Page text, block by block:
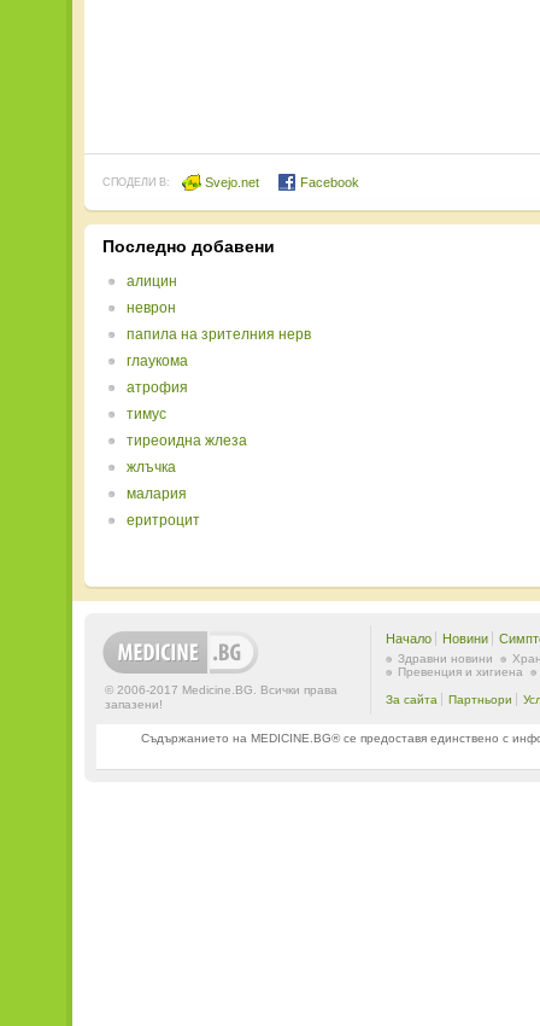
СПОДЕЛИ В: Svejo.net Facebook
Последно добавени
алицин
неврон
папила на зрителния нерв
глаукома
атрофия
тимус
тиреоидна жлеза
жлъчка
малария
еритроцит
© 2006-2017 Medicine.BG. Всички права
запазени!
Начало Новини
Здравни новини
Превенция и хигиена
За сайта Партньори
Съдържанието на MEDICINE.BG® се предоставя единствено с